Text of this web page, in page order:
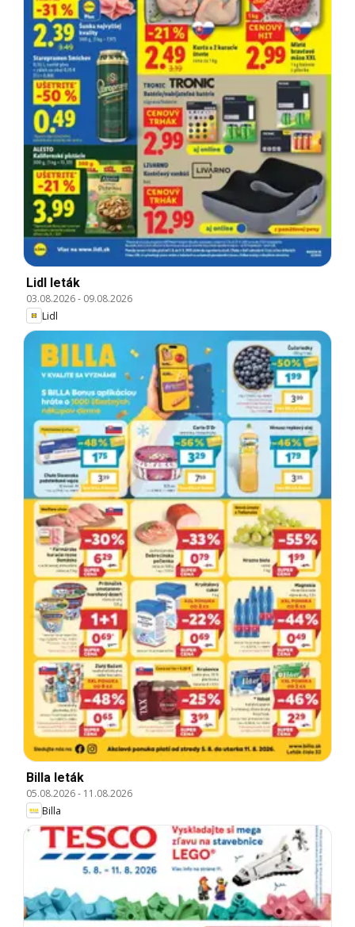
Lidl leták
03.08.2026- 09.08.2026
Lidl
Billa leták
05.08.2026- 11.08.2026
Billa